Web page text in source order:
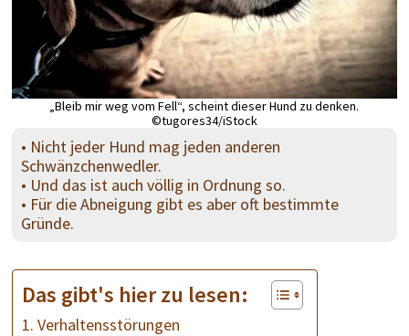
„Bleib mir weg vom Fell“, scheint dieser Hund zu denken.
©tugores34/iStock
• Nicht jeder Hund mag jeden anderen
Schwänzchenwedler.
• Und das ist auch völlig in Ordnung so.
• Für die Abneigung gibt es aber oft bestimmte
Gründe.
Das gibt's hier zu lesen:
1. Verhaltensstörungen